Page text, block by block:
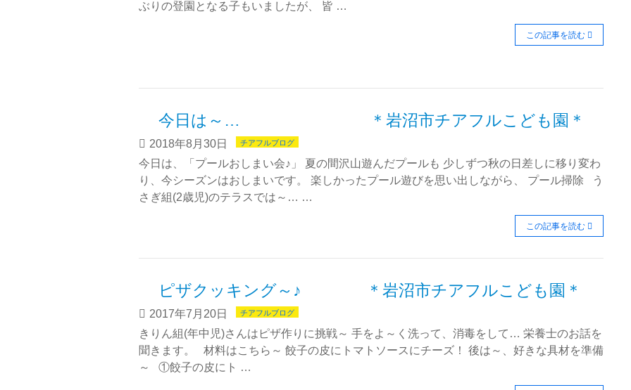
ぶりの登園となる子もいましたが、 皆 …
この記事を読む
今日は～… ＊岩沼市チアフルこども園＊
2018年8月30日 チアフルブログ
今日は、「プールおしまい会♪」 夏の間沢山遊んだプールも 少しずつ秋の日差しに移り変わ
り、今シーズンはおしまいです。 楽しかったプール遊びを思い出しながら、 プール掃除 う
さぎ組(2歳児)のテラスでは～… …
この記事を読む
ピザクッキング～♪ ＊岩沼市チアフルこども園＊
2017年7月20日 チアフルブログ
きりん組(年中児)さんはピザ作りに挑戦～ 手をよ～く洗って、消毒をして… 栄養士のお話を
聞きます。 材料はこちら～ 餃子の皮にトマトソースにチーズ！ 後は～、好きな具材を準備
～ ①餃子の皮にト …